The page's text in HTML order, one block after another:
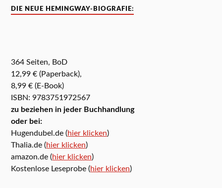
DIE NEUE HEMINGWAY-BIOGRAFIE:
364 Seiten, BoD
12,99 € (Paperback),
8,99 € (E-Book)
ISBN: 9783751972567
zu beziehen in jeder Buchhandlung
oder bei:
Hugendubel.de (hier klicken)
Thalia.de (hier klicken)
amazon.de (hier klicken)
Kostenlose Leseprobe (hier klicken)